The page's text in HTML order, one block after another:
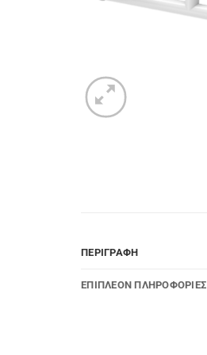
ΠΕΡΙΓΡΑΦΉ
ΕΠΙΠΛΈΟΝ ΠΛΗΡΟΦΟΡΊΕΣ